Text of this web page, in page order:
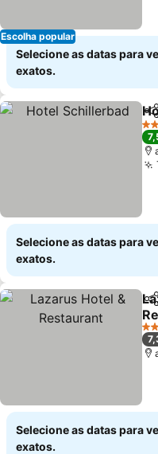
Escolha popular
Selecione as datas para
exatos.
2
Selecione as datas para
exatos.
3
Selecione as datas para
exatos.